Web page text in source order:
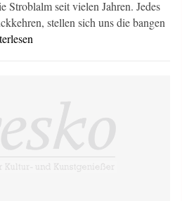
Stroblalm seit vielen Jahren. Jedes
stellen sich uns die bangen